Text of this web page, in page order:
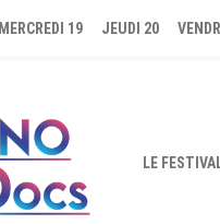
MERCREDI 19 JEUDI 20
LE